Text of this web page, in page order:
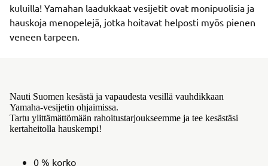
kuluilla! Yamahan laadukkaat vesijetit ovat monipuolisia ja
hauskoja menopelejä, jotka hoitavat helposti myös pienen
veneen tarpeen.
Nauti Suomen kesästä ja vapaudesta vesillä vauhdikkaan
Yamaha-vesijetin ohjaimissa.
Tartu ylittämättömään rahoitustarjoukseemme ja tee kesästäsi
kertaheitolla hauskempi!
0 % korko